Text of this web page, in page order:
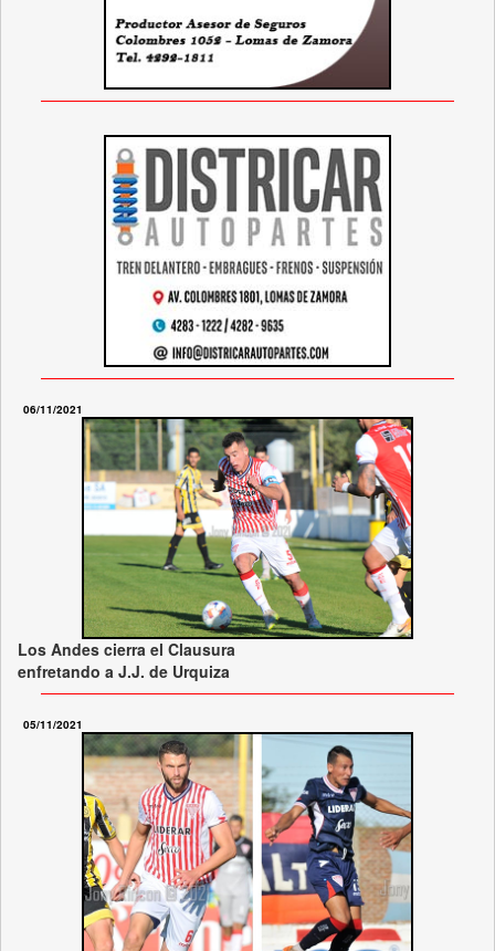
06/11/2021
Los Andes cierra el Clausura
enfretando a J.J. de Urquiza
05/11/2021